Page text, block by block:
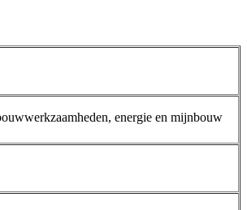
energie en mijnbouw